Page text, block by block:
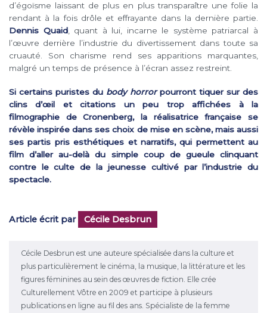
d’égoïsme laissant de plus en plus transparaître une folie la
rendant à la fois drôle et effrayante dans la dernière partie.
Dennis Quaid, quant à lui, incarne le système patriarcal à
l’œuvre derrière l’industrie du divertissement dans toute sa
cruauté. Son charisme rend ses apparitions marquantes,
malgré un temps de présence à l’écran assez restreint.
Si certains puristes du body horrorpourront tiquer sur des
clins d’œil et citations un peu trop affichées à la
filmographie de Cronenberg, la réalisatrice française se
révèle inspirée dans ses choix de mise en scène, mais aussi
ses partis pris esthétiques et narratifs, qui permettent au
film d’aller au-delà du simple coup de gueule clinquant
contre le culte de la jeunesse cultivé par l’industrie du
spectacle.
Article écrit par Cécile Desbrun
Cécile Desbrun est une auteure spécialisée dans la culture et
plus particulièrement le cinéma, la musique, la littérature et les
figures féminines au sein des œuvres de fiction. Elle crée
Culturellement Vôtre en 2009 et participe à plusieurs
publications en ligne au fil des ans. Spécialiste de la femme